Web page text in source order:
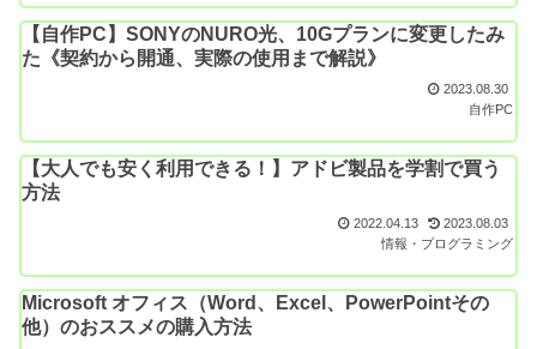
【自作PC】SONYのNURO光、10Gプランに変更したみ
た《契約から開通、実際の使用まで解説》
2023.08.30
自作PC
【大人でも安く利用できる！】アドビ製品を学割で買う
方法
2022.04.13
2023.08.03
情報・プログラミング
Microsoft オフィス（Word、Excel、PowerPointその
他）のおススメの購入方法